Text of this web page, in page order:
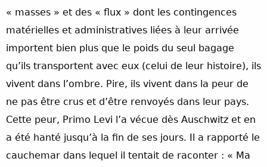
« masses » et des « flux » dont les contingences
matérielles et administratives liées à leur arrivée
importent bien plus que le poids du seul bagage
qu’ils transportent avec eux (celui de leur histoire), ils
vivent dans l’ombre. Pire, ils vivent dans la peur de
ne pas être crus et d’être renvoyés dans leur pays.
Cette peur, Primo Levi l’a vécue dès Auschwitz et en
a été hanté jusqu’à la fin de ses jours. Il a rapporté le
cauchemar dans lequel il tentait de raconter : « Ma